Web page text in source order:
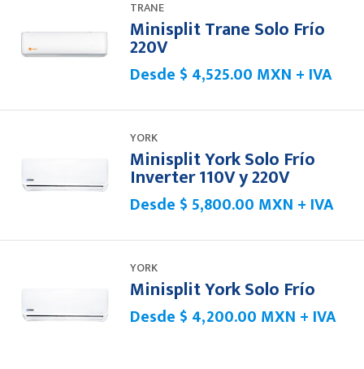
TRANE
Minisplit Trane Solo Frío
220V
Desde $ 4,525.00 MXN + IVA
YORK
Minisplit York Solo Frío
Inverter 110V y 220V
Desde $ 5,800.00 MXN + IVA
YORK
Minisplit York Solo Frío
Desde $ 4,200.00 MXN + IVA